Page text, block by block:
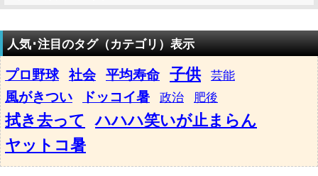
人気･注目のタグ（カテゴリ）表示
プロ野球 社会 平均寿命 子供 芸能
風がきつい ドッコイ暑 政治 肥後
拭き去って
ハハハ笑いが止まらん
ヤットコ暑